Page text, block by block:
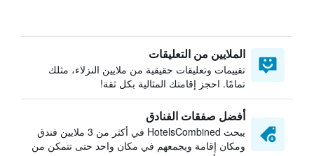
الملايين من التعليقات
تقييمات وتعليقات حقيقية من ملايين النزلاء، مثلك
تمامًا. احجز إقامتك المثالية بكل ثقة!
أفضل صفقات الفنادق
يبحث HotelsCombined في أكثر من 3 ملايين فندق
ومكان إقامة ويجمعهم في مكان واحد حتى تتمكن من